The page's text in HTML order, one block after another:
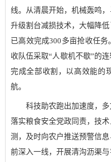
线。从清晨开始，机械轰鸣
升级割台减损技术，大幅降
已高效完成300多亩抢收任
收队伍采取“人歇机不歇”的
完成全部收割，以高效能的
航。
科技助农跑出加速度，
落实粮食安全党政同责，技
测，及时向农户推送预警信
前深入一线，开展清沟沥渠